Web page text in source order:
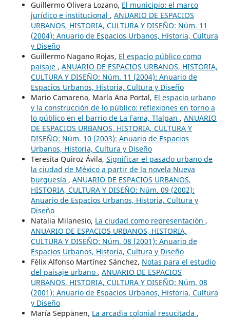
Guillermo Olivera Lozano, El municipio: el marco
jurídico e institucional , ANUARIO DE ESPACIOS
URBANOS, HISTORIA, CULTURA Y DISEÑO: Núm. 11
(2004): Anuario de Espacios Urbanos, Historia, Cultura
y Diseño
Guillermo Nagano Rojas, El espacio público como
paisaje , ANUARIO DE ESPACIOS URBANOS, HISTORIA,
CULTURA Y DISEÑO: Núm. 11 (2004): Anuario de
Espacios Urbanos, Historia, Cultura y Diseño
Mario Camarena, María Ana Portal, El espacio urbano
y la construcción de lo público: reflexiones en torno a
lo público en el barrio de La Fama, Tlalpan , ANUARIO
DE ESPACIOS URBANOS, HISTORIA, CULTURA Y
DISEÑO: Núm. 10 (2003): Anuario de Espacios
Urbanos, Historia, Cultura y Diseño
Teresita Quiroz Ávila, Significar el pasado urbano de
la ciudad de México a partir de la novela Nueva
burguesía , ANUARIO DE ESPACIOS URBANOS,
HISTORIA, CULTURA Y DISEÑO: Núm. 09 (2002):
Anuario de Espacios Urbanos, Historia, Cultura y
Diseño
Natalia Milanesio, La ciudad como representación ,
ANUARIO DE ESPACIOS URBANOS, HISTORIA,
CULTURA Y DISEÑO: Núm. 08 (2001): Anuario de
Espacios Urbanos, Historia, Cultura y Diseño
Félix Alfonso Martínez Sánchez, Notas para el estudio
del paisaje urbano , ANUARIO DE ESPACIOS
URBANOS, HISTORIA, CULTURA Y DISEÑO: Núm. 08
(2001): Anuario de Espacios Urbanos, Historia, Cultura
y Diseño
María Seppänen, La arcadia colonial resucitada ,